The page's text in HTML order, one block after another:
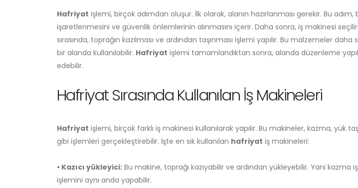
Hafriyat işlemi, birçok adımdan oluşur. İlk olarak, alanın hazırlanması gerekir. Bu
işaretlenmesini ve güvenlik önlemlerinin alınmasını içerir. Daha sonra, iş makinesi
sırasında, toprağın kazılması ve ardından taşınması işlemi yapılır. Bu malzemeler
bir alanda kullanılabilir. Hafriyat işlemi tamamlandıktan sonra, alanda düzenleme
edebilir.
Hafriyat Sırasında Kullanılan İş Makineleri
Hafriyat işlemi, birçok farklı iş makinesi kullanılarak yapılır. Bu makineler, kazma, yük
gibi işlemleri gerçekleştirebilir. İşte en sık kullanılan hafriyat iş makineleri:
• Kazıcı yükleyici: Bu makine, toprağı kazıyabilir ve ardından yükleyebilir. Yani kazma
işlemini aynı anda yapabilir.